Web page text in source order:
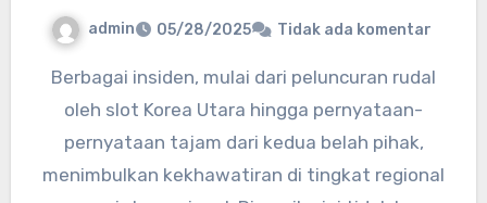
admin 05/28/2025 Tidak ada komentar
Berbagai insiden, mulai dari peluncuran rudal
oleh slot Korea Utara hingga pernyataan-
pernyataan tajam dari kedua belah pihak,
menimbulkan kekhawatiran di tingkat regional